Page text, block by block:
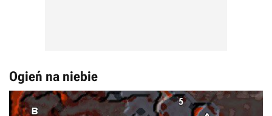
Ogień na niebie